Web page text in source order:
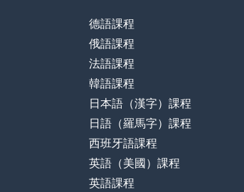
德語課程
俄語課程
法語課程
韓語課程
日本語（漢字）課程
日語（羅馬字）課程
西班牙語課程
英語（美國）課程
英語課程